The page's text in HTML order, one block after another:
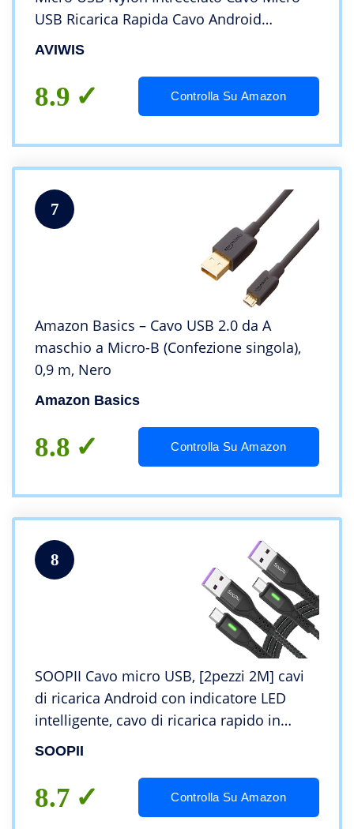
USB Ricarica Rapida Cavo Android
Compatibile con Samsung Galaxy
– Rosso
AVIWIS
8.9 Controlla Su Amazon
7
Amazon Basics – Cavo USB 2.0 da A
maschio a Micro-B (Confezione singola),
0,9 m, Nero
Amazon Basics
8.8 Controlla Su Amazon
8
SOOPII Cavo micro USB, [2pezzi 2M] cavi
di ricarica Android con indicatore LED
intelligente, cavo di ricarica rapido in
nylon intrecciato per Samsung Galaxy S7
SOOPII
8.7 Controlla Su Amazon